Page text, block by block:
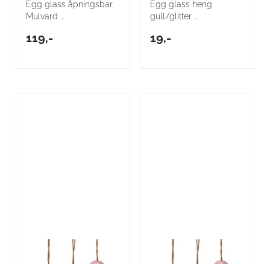
Egg glass åpningsbar
Mulvard ...
119,-
Egg glass heng
gull/glitter ...
19,-